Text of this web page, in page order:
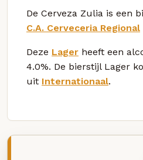
De Cerveza Zulia is een
C.A. Cerveceria Regional
Deze Lager heeft een
4.0%. De bierstijl Lager
uit Internationaal.